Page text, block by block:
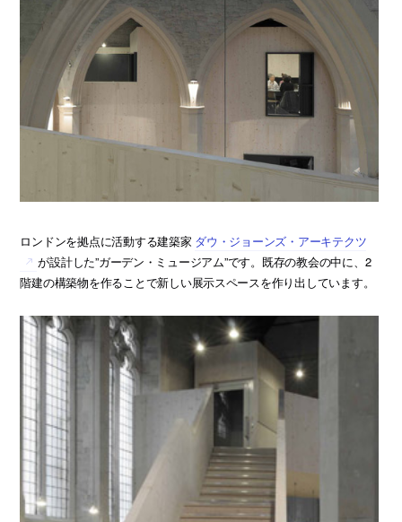
ロンドンを拠点に活動する建築家 ダウ・ジョーンズ・アーキテクツ
が設計した”ガーデン・ミュージアム”です。既存の教会の中に、2
階建の構築物を作ることで新しい展示スペースを作り出しています。